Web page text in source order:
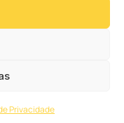
Privacidade
da Educação